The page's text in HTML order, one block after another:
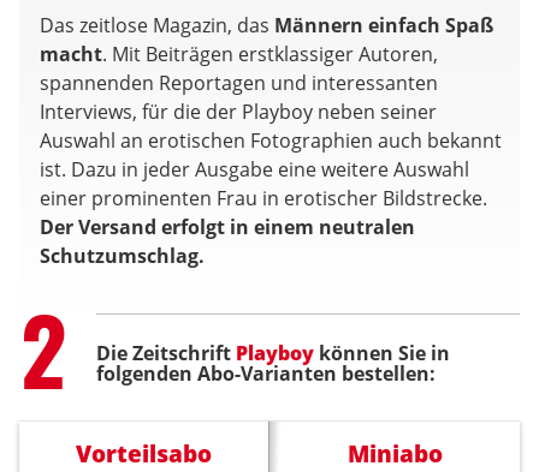
Das zeitlose Magazin, das Männern einfach Spaß
macht. Mit Beiträgen erstklassiger Autoren,
spannenden Reportagen und interessanten
Interviews, für die der Playboy neben seiner
Auswahl an erotischen Fotographien auch bekannt
ist. Dazu in jeder Ausgabe eine weitere Auswahl
einer prominenten Frau in erotischer Bildstrecke.
Der Versand erfolgt in einem neutralen
Schutzumschlag.
Step
2 Die Zeitschrift Playboy können Sie in
folgenden Abo-Varianten bestellen:
Vorteilsabo Miniabo